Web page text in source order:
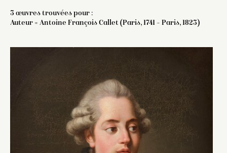
3 œuvres trouvées pour :
Auteur = Antoine François Callet (Paris, 1741 – Paris, 1823)